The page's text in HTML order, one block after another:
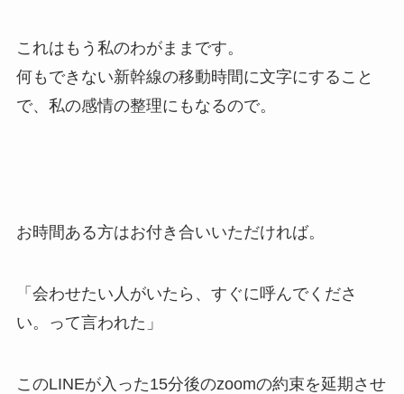
これはもう私のわがままです。
何もできない新幹線の移動時間に文字にすること
で、私の感情の整理にもなるので。
お時間ある方はお付き合いいただければ。
「会わせたい人がいたら、すぐに呼んでくださ
い。って言われた」
このLINEが入った15分後のzoomの約束を延期させ